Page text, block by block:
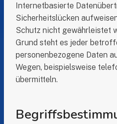
Internetbasierte
Sicherheitslücken
Schutz nicht gewährleistet
Grund steht es jeder
personenbezogene Daten
Wegen, beispielsweise
übermitteln.